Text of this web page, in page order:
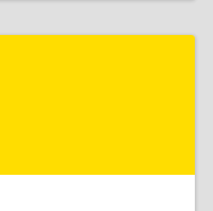
Новокубанск г,